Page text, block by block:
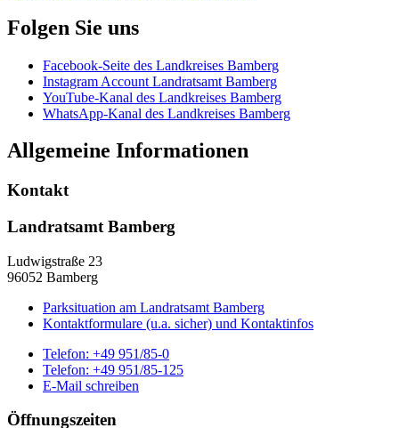
Folgen Sie uns
Facebook-Seite des Landkreises Bamberg
Instagram Account Landratsamt Bamberg
YouTube-Kanal des Landkreises Bamberg
WhatsApp-Kanal des Landkreises Bamberg
Allgemeine Informationen
Kontakt
Landratsamt Bamberg
Ludwigstraße 23
96052 Bamberg
Parksituation am Landratsamt Bamberg
Kontaktformulare (u.a. sicher) und Kontaktinfos
Telefon: +49 951/85-0
Telefon: +49 951/85-125
E-Mail schreiben
Öffnungszeiten